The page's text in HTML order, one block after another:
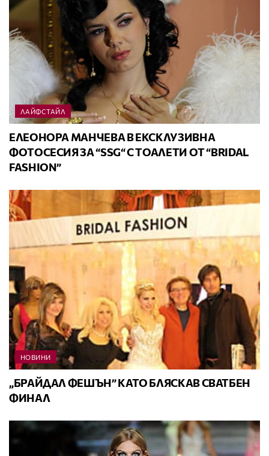
ЛАЙФСТАЙЛ
ЕЛЕОНОРА МАНЧЕВА В ЕКСКЛУЗИВНА
ФОТОСЕСИЯ ЗА “SSG“ С ТОАЛЕТИ ОТ “BRIDAL
FASHION”
НОВИНИ
„БРАЙДАЛ ФЕШЪН” KATO БЛЯСКАВ СВАТБЕН
ФИНАЛ